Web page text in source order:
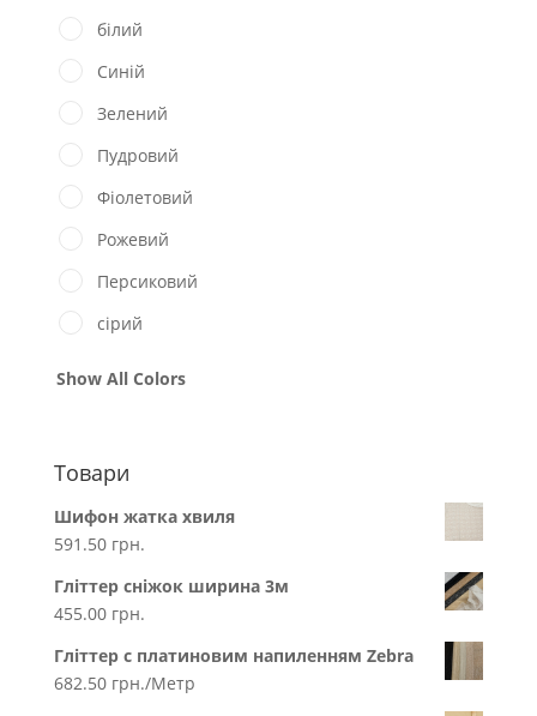
білий
Синій
Зелений
Пудровий
Фіолетовий
Рожевий
Персиковий
сірий
Show All Colors
Товари
Шифон жатка хвиля
591.50 грн.
Гліттер сніжок ширина 3м
455.00 грн.
Гліттер с платиновим напиленням Zebra
682.50 грн./Метр